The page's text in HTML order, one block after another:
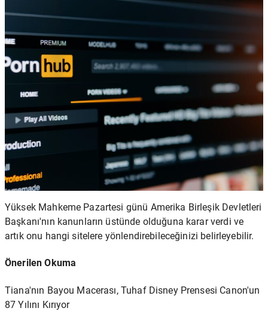
Yüksek Mahkeme Pazartesi günü Amerika Birleşik Devletleri
Başkanı'nın kanunların üstünde olduğuna karar verdi ve
artık onu hangi sitelere yönlendirebileceğinizi belirleyebilir.
Önerilen Okuma
Tiana'nın Bayou Macerası, Tuhaf Disney Prensesi Canon'un
87 Yılını Kırıyor